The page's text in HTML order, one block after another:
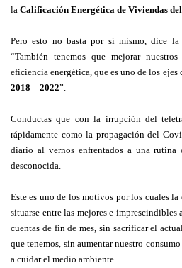
la Calificación Energética de Viviendas
Pero esto no basta por sí mismo, dice la
“También tenemos que mejorar
eficiencia energética, que es uno de los ejes
2018 – 2022”.
Conductas que con la irrupción del
rápidamente como la propagación del
diario al vernos enfrentados a una rutina
desconocida.
Este es uno de los motivos por los cuales
situarse entre las mejores e imprescindibles
cuentas de fin de mes, sin sacrificar el
que tenemos, sin aumentar nuestro
a cuidar el medio ambiente.